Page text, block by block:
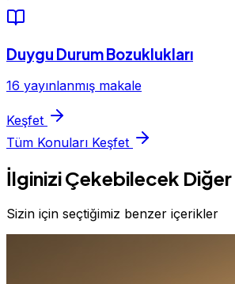
Duygu Durum Bozuklukları
16 yayınlanmış makale
Keşfet
Tüm Konuları Keşfet
İlginizi Çekebilecek
Sizin için seçtiğimiz benzer içerikler